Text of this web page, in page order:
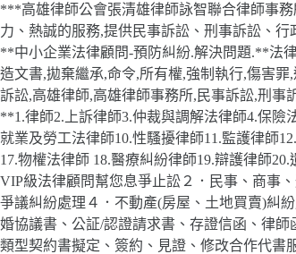
***高雄律師公會張清雄律師詠智聯合律師事
力、熱誠的服務,提供民事訴訟、刑事訴訟、
**中小企業法律顧問-預防糾紛.解決問題.**法
造文書,拋棄繼承,命令,所有權,強制執行,傷害
訴訟,高雄律師,高雄律師事務所,民事訴訟,刑事
**1.律師2.上訴律師3.仲裁與調解法律師4.保險
就業及勞工法律師10.性騷擾律師11.監護律師
17.物權法律師 18.醫療糾紛律師19.辯護律師
VIP級法律顧問幫您息爭止訟２．民事、商事
爭議糾紛處理４．不動產(房屋、土地買賣)糾
婚協議書、公証/認證請求書、存證信函、律
類型契約書擬定、簽約、見證、修改合作代書